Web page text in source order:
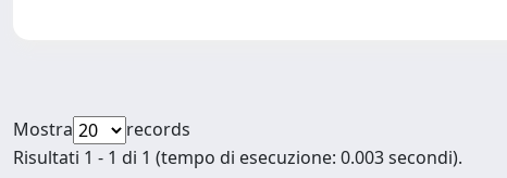
Mostra
records
Risultati 1 - 1 di 1 (tempo di esecuzione: 0.003 secondi).